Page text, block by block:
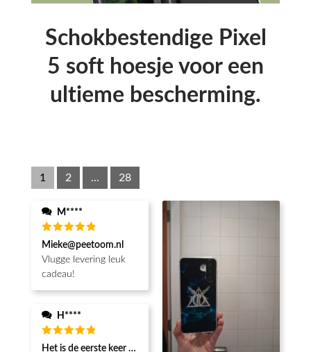
Schokbestendige Pixel
5 soft hoesje voor een
ultieme bescherming.
1 2 ... 28
M****
Waardering
5uit 5
Mieke@peetoom.nl
Vlugge levering leuk
cadeau!
H****
Waardering
Het is de eerste keer dat ik een fotohoesje en het is prachtig!!